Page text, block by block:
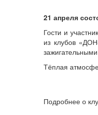
21 апреля
Гости и
из клубов
Тёплая
Подробнее о